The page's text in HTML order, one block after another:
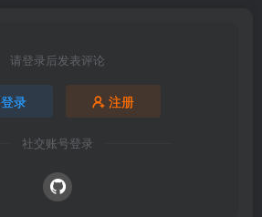
请登录后发表评论
登录 注册
社交账号登录